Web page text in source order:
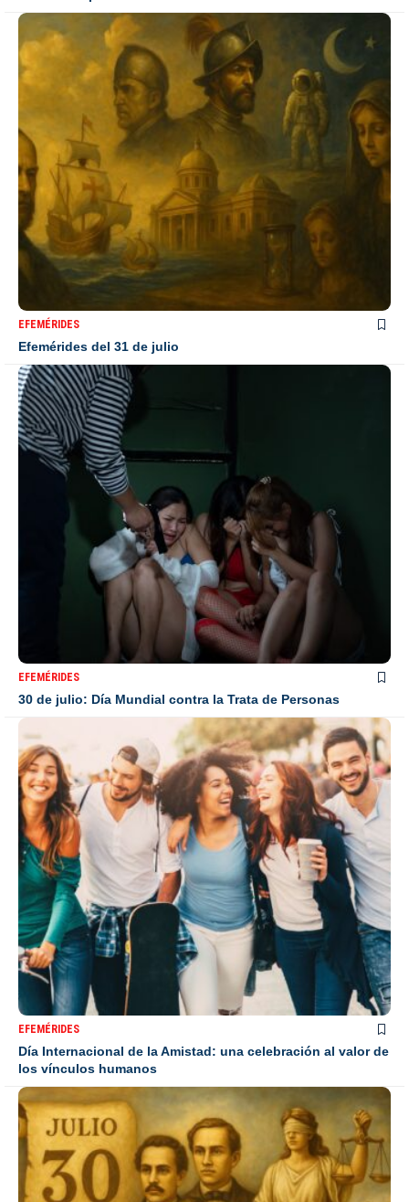
EFEMÉRIDES
Efemérides del 31 de julio
EFEMÉRIDES
30 de julio: Día Mundial contra la Trata de Personas
EFEMÉRIDES
Día Internacional de la Amistad: una celebración al valor de
los vínculos humanos